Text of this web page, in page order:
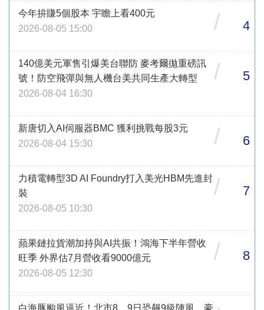
今年拚賺5個股本 宇瞻上看400元
2026-08-05 15:00
/ 4
140億美元軍售引爆美台聯防 麥考爾拋重磅訊
號！防空飛彈與無人機台美共同生產大轉型
2026-08-04 16:30
/ 5
新唐切入AI伺服器BMC 獲利挑戰每股3元
2026-08-04 15:30
/ 6
力積電轉型3D AI Foundry打入美光HBM先進封
裝
2026-08-05 10:30
/ 7
蘋果鏈拉貨潮加持與AI共振！鴻海下半年營收
旺季 外界估7月營收看9000億元
2026-08-05 12:30
/ 8
白海豚颱風逼近！北市8、9日恐飆9級陣風、豪